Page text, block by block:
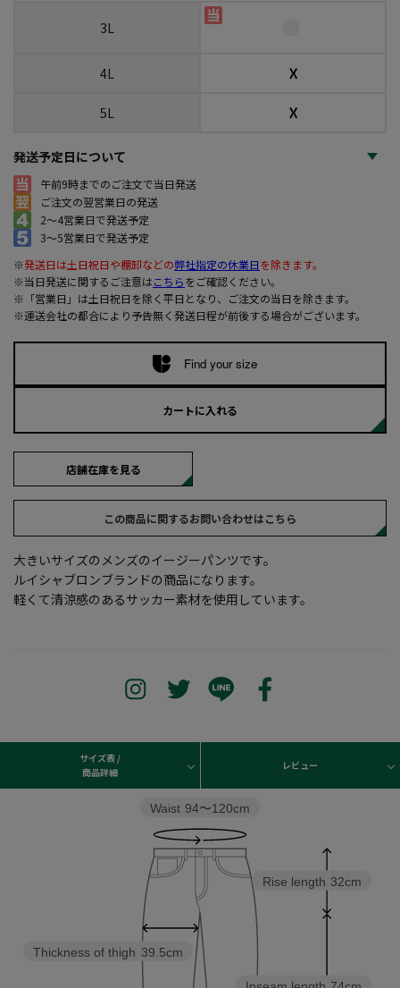
3L
4L ☓
5L ☓
発送予定日について
午前9時までのご注文で当日発送
ご注文の翌営業日の発送
2～4営業日で発送予定
3～5営業日で発送予定
※発送日は土日祝日や棚卸などの弊社指定の休業日を除きます。
※当日発送に関するご注意はこちらをご確認ください。
※「営業日」は土日祝日を除く平日となり、ご注文の当日を除きます。
※運送会社の都合により予告無く発送日程が前後する場合がございます。
Find your size
カートに入れる
店舗在庫を見る
この商品に関するお問い合わせはこちら
大きいサイズのメンズのイージーパンツです。
ルイシャブロンブランドの商品になります。
軽くて清涼感のあるサッカー素材を使用しています。
サイズ表 /
商品詳細
レビュー
Rise length 32cm
Thickness of thigh 39.5cm
Waist 94〜120cm